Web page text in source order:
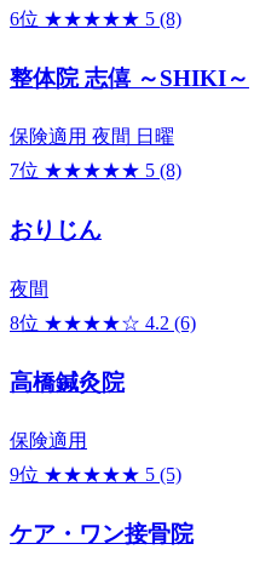
6位 ★★★★★ 5 (8)
整体院 志僖 ～SHIKI～
保険適用 夜間 日曜
7位 ★★★★★ 5 (8)
おりじん
夜間
8位 ★★★★☆ 4.2 (6)
高橋鍼灸院
保険適用
9位 ★★★★★ 5 (5)
ケア・ワン接骨院